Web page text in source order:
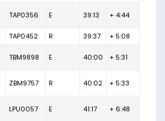
TAP0356 E 39:13 + 4:44
TAP0452 R 39:37 + 5:08
TBM9898 E 40:00 + 5:31
ZBM9757 R 40:02 + 5:33
LPU0057 E 41:17 + 6:48